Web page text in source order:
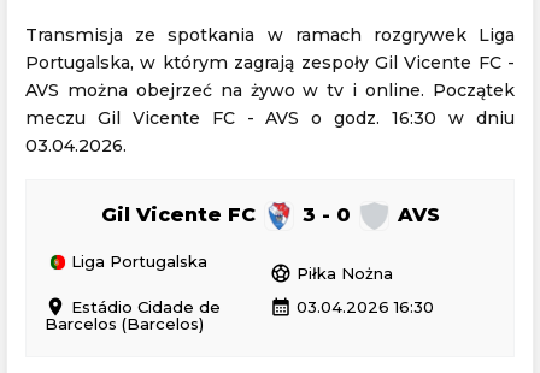
Transmisja ze spotkania w ramach rozgrywek Liga
Portugalska, w którym zagrają zespoły Gil Vicente FC -
AVS można obejrzeć na żywo w tv i online. Początek
meczu Gil Vicente FC - AVS o godz. 16:30 w dniu
03.04.2026.
Gil Vicente FC 3 - 0 AVS
Liga Portugalska
sports_soccer Piłka Nożna
location_on Estádio Cidade de
Barcelos (Barcelos)
calendar_month 03.04.2026 16:30